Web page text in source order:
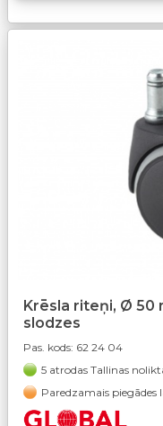
Krēsla riteņi, Ø 50
slodzes
Pas. kods: 62 24 04
5 atrodas Tallinas
Paredzamais piegādes